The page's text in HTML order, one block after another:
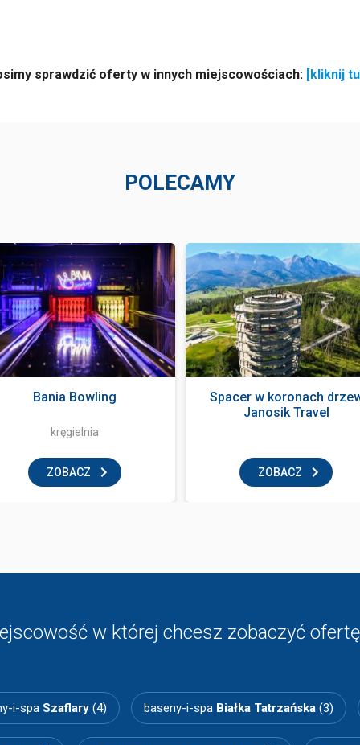
sprawdzić oferty w innych miejscowościach: [kliknij
POLECAMY
Bania Bowling
kręgielnia
ZOBACZ
Spacer w koronach
Janosik Travel
ZOBACZ
w której chcesz zobaczyć
i-spa Szaflary(4) baseny-i-spa Białka Tatrzańska(3)